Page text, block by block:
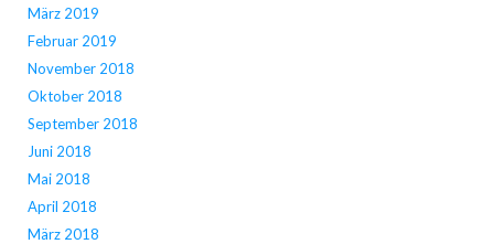
März 2019
Februar 2019
November 2018
Oktober 2018
September 2018
Juni 2018
Mai 2018
April 2018
März 2018